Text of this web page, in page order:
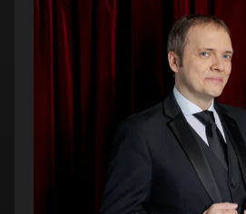
Transformer une série
mini-spectacle
Le public
Les lieux pour trouver des
spectateurs